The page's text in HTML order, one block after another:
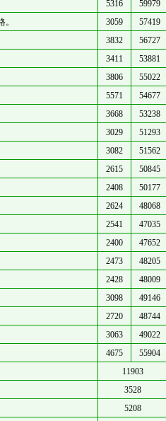
5316 59979
3059 57419
3832 56727
3411 53881
3806 55022
5571 54677
3668 53238
3029 51293
3082 51562
2615 50845
2408 50177
2624 48068
2541 47035
2400 47652
2473 48205
2428 48009
3098 49146
2720 48744
3063 49022
4675 55904
11903
3528
5208